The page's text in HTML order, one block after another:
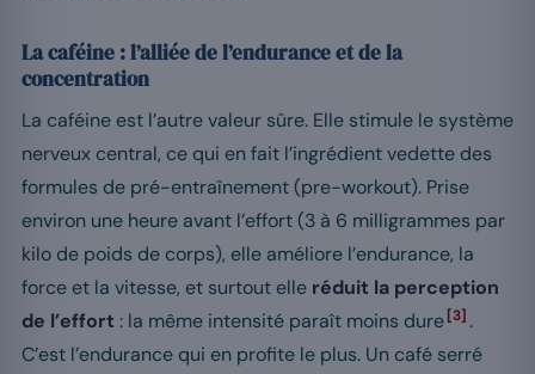
La caféine : l’alliée de l’endurance et de la
concentration
La caféine est l’autre valeur sûre. Elle stimule le système
nerveux central, ce qui en fait l’ingrédient vedette des
formules de pré-entraînement (pre-workout). Prise
environ une heure avant l’effort (3 à 6 milligrammes par
kilo de poids de corps), elle améliore l’endurance, la
force et la vitesse, et surtout elle réduit la perception
de l’effort : la même intensité paraît moins dure[3].
C’est l’endurance qui en profite le plus. Un café serré